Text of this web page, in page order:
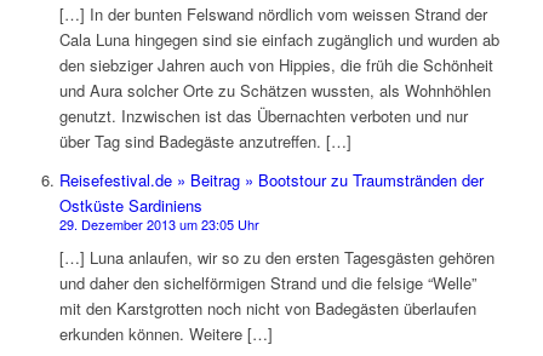
[…] In der bunten Felswand nördlich vom weissen Strand der
Cala Luna hingegen sind sie einfach zugänglich und wurden ab
den siebziger Jahren auch von Hippies, die früh die Schönheit
und Aura solcher Orte zu Schätzen wussten, als Wohnhöhlen
genutzt. Inzwischen ist das Übernachten verboten und nur
über Tag sind Badegäste anzutreffen. […]
Reisefestival.de » Beitrag » Bootstour zu Traumstränden der
Ostküste Sardiniens
29. Dezember 2013 um 23:05 Uhr
[…] Luna anlaufen, wir so zu den ersten Tagesgästen gehören
und daher den sichelförmigen Strand und die felsige “Welle”
mit den Karstgrotten noch nicht von Badegästen überlaufen
erkunden können. Weitere […]